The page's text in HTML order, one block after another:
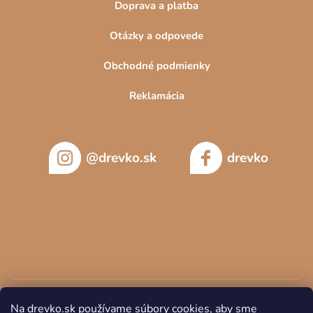
Na drevko.sk používame súbory cookies, aby sme
Doprava a platba
Otázky a odpovede
Obchodné podmienky
Reklamácia
@drevko.sk drevko